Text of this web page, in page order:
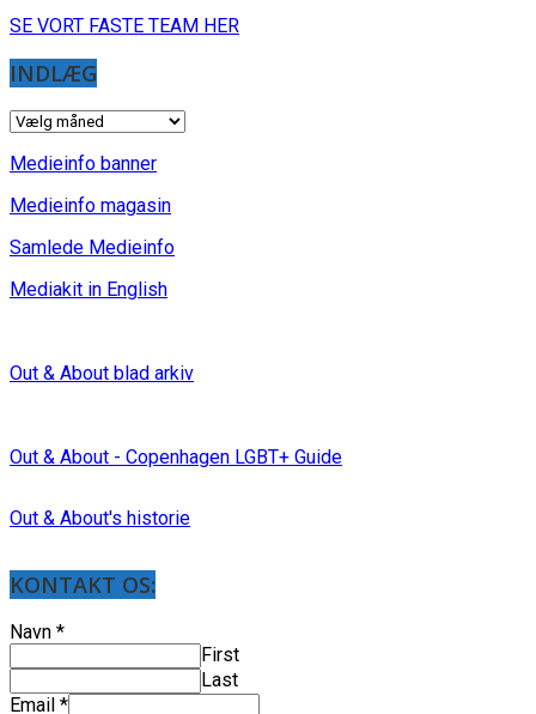
SE VORT FASTE TEAM HER
INDLÆG
INDLÆG
Medieinfo banner
Medieinfo magasin
Samlede Medieinfo
Mediakit in English
Out & About blad arkiv
Out & About - Copenhagen LGBT+ Guide
Out & About's historie
KONTAKT OS:
Navn *
First
Last
Email *